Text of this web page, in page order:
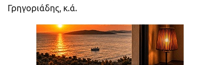
Γρηγοριάδης, κ.ά.